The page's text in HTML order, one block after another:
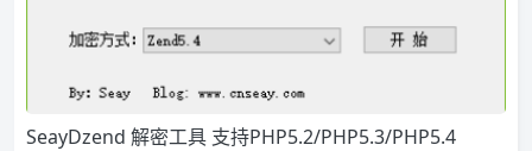
SeayDzend 解密工具 支持PHP5.2/PHP5.3/PHP5.4